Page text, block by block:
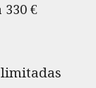
€
limitadas